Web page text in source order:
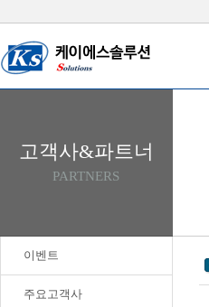
고객사&파트너
PARTNERS
이벤트
주요고객사